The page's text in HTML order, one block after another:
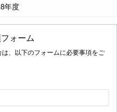
年度
ォーム
、以下のフォームに必要事項をご